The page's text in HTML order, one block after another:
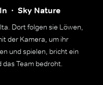
Sky Nature
Dort folgen sie Löwen,
der Kamera, um ihr
und spielen, bricht ein
das Team bedroht.